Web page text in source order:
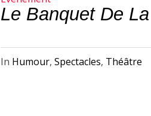
Le Banquet De
In Humour,Spectacles, Théâtre